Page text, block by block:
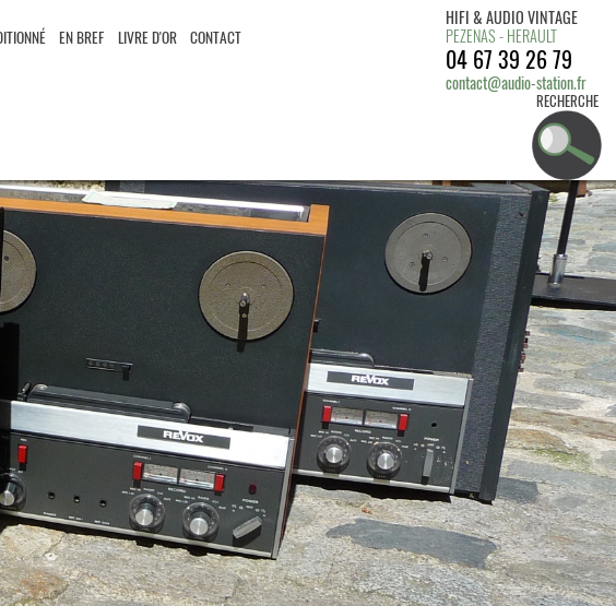
EN BREF LIVRE D'OR CONTACT
HIFI & AUDIO VINTAGE
PEZENAS - HERAULT
04 67 39 26 79
contact@audio-station.fr
RECHERCHE